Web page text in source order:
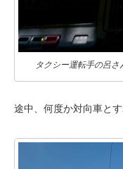
タクシー運転手の呂
途中、何度か対向車と